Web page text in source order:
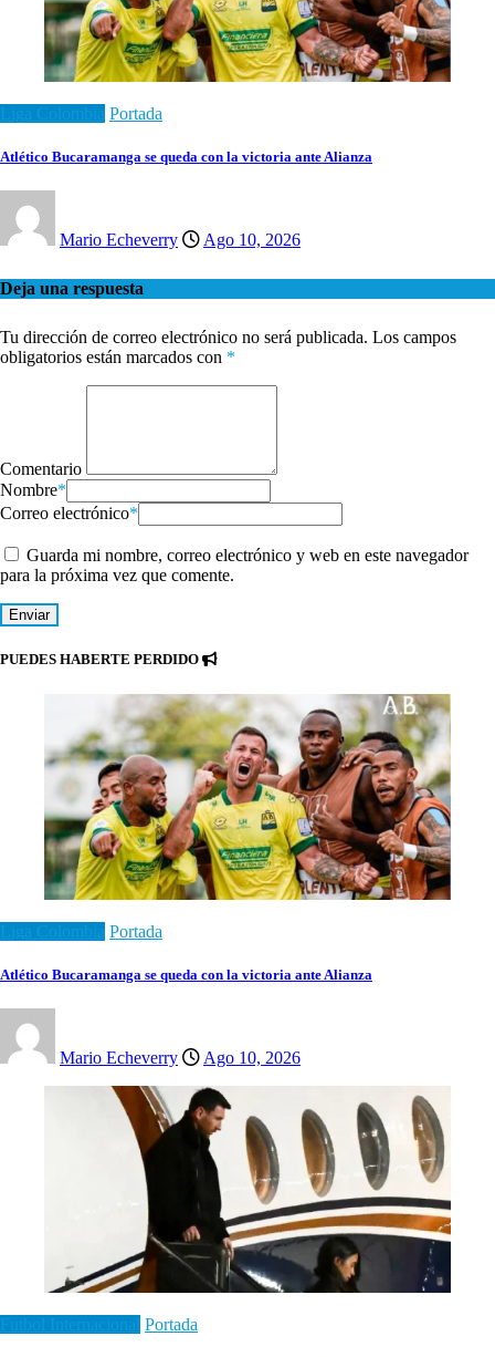
Portada
Atlético Bucaramanga se queda con la victoria ante Alianza
Mario Echeverry Ago 10, 2026
Deja una respuesta
Tu dirección de correo electrónico no será publicada. Los campos
obligatorios están marcados con *
Comentario
Nombre*
Correo electrónico*
Guarda mi nombre, correo electrónico y web en este navegador
para la próxima vez que comente.
PUEDES HABERTE PERDIDO
Portada
Atlético Bucaramanga se queda con la victoria ante Alianza
Mario Echeverry Ago 10, 2026
Portada